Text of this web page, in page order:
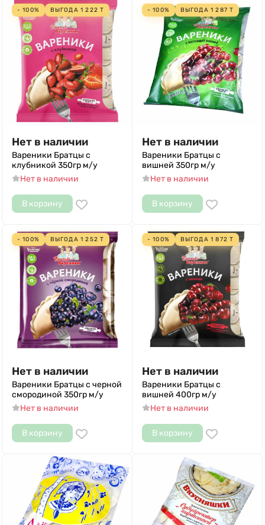
- 100% ВЫГОДА 1 222 Т
Нет в наличии
Вареники Братцы с
клубникой 350гр м/у
Нет в наличии
В корзину
- 100% ВЫГОДА 1 287 Т
Нет в наличии
Вареники Братцы с
вишней 350гр м/у
Нет в наличии
В корзину
- 100% ВЫГОДА 1 252 Т
Нет в наличии
Вареники Братцы с черной
смородиной 350гр м/у
Нет в наличии
В корзину
- 100% ВЫГОДА 1 872 Т
Нет в наличии
Вареники Братцы с
вишней 400гр м/у
Нет в наличии
В корзину